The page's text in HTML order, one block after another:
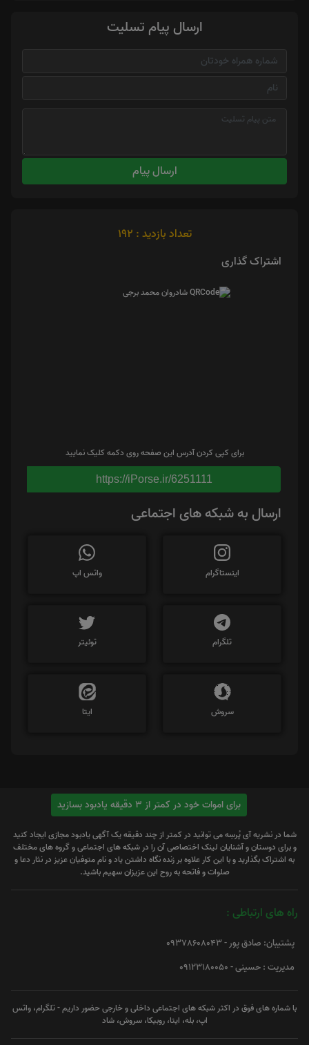
ارسال پیام تسلیت
ارسال پیام
تعداد بازدید : 192
اشتراک گذاری
برای کپی کردن آدرس این صفحه روی دکمه کلیک نمایید
https://iPorse.ir/6251111
ارسال به شبکه های اجتماعی
اینستاگرام واتس اپ
تلگرام توئیتر
سروش ایتا
برای اموات خود در کمتر از 3 دقیقه یادبود بسازید
شما در نشریه آی پُرسِه می توانید در کمتر از چند دقیقه یک آگهی یادبود مجازی ایجاد کنید
و برای دوستان و آشنایان لینک اختصاصی آن را در شبکه های اجتماعی و گروه های مختلف
به اشتراک بگذارید و با این کار علاوه بر زنده نگاه داشتن یاد و نام متوفیان عزیز در نثار دعا و
صلوات و فاتحه به روح این عزیزان سهیم باشید.
راه های ارتباطی :
پشتیبان: صادق پور - 09378608043
مدیریت : حسینی - 09123180050
با شماره های فوق در اکثر شبکه های اجتماعی داخلی و خارجی حضور داریم - تلگرام، واتس
اپ، بله، ایتا، روبیکا، سروش، شاد